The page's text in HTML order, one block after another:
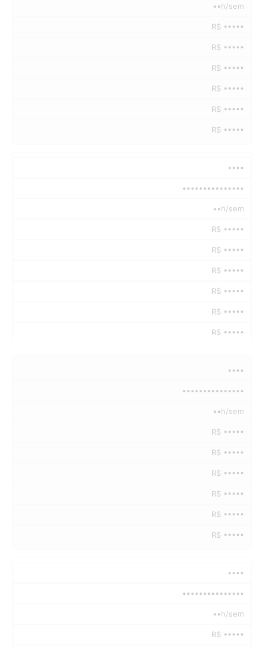
••h/sem
R$ •••••
R$ •••••
R$ •••••
R$ •••••
R$ •••••
R$ •••••
••••
•••••••••••••••
••h/sem
R$ •••••
R$ •••••
R$ •••••
R$ •••••
R$ •••••
R$ •••••
••••
•••••••••••••••
••h/sem
R$ •••••
R$ •••••
R$ •••••
R$ •••••
R$ •••••
R$ •••••
••••
•••••••••••••••
••h/sem
R$ •••••